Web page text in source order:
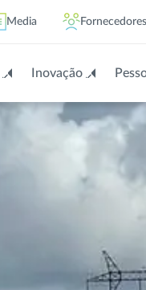
Media Fornecedores
Inovação